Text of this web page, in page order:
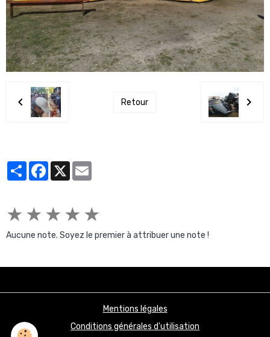
Retour
PartagerFacebook
X
★ ★ ★ ★ ★
Aucune note. Soyez le premier à attribuer une note !
Mentions légales
Conditions générales d'utilisation